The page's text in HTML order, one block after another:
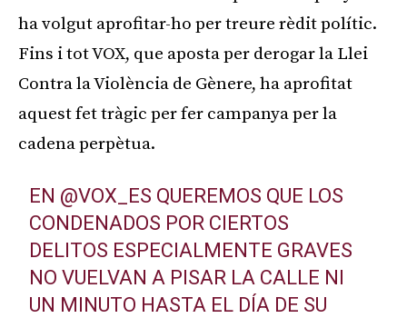
ha volgut aprofitar-ho per treure rèdit polític.
Fins i tot VOX, que aposta per derogar la Llei
Contra la Violència de Gènere, ha aprofitat
aquest fet tràgic per fer campanya per la
cadena perpètua.
EN @VOX_ES QUEREMOS QUE LOS
CONDENADOS POR CIERTOS
DELITOS ESPECIALMENTE GRAVES
NO VUELVAN A PISAR LA CALLE NI
UN MINUTO HASTA EL DÍA DE SU